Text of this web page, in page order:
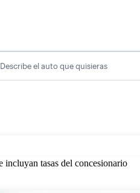
Describe el auto que quisieras
incluyan tasas del concesionario